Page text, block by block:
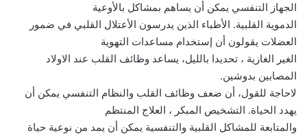
الجهاز التنفسي يمكن أن يساهم بمشاكل بالأوعية
الدموية القلبية. الأطباء الذين يدرسون الأعتلال القلبي في ضمور
العضلات يقولون أن إستخدام مساعدات التهوية
الغير الغازية ، تحديدا بالليل، يساعد وظائف القلب عند الاولاد
المصابين بدوشين.
لاحاجة للقول، أن ضعف وظائف القلب والنظام التنفسي يمكن أن
يهدد الحياة. التشخيص المبكر ، العلاج المنتظم
والمتابعة للمشاكل القلبية والتنفسية يمكن أن يمد من نوعية حياة